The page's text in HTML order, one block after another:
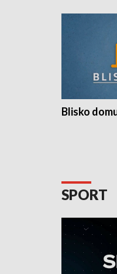
Blisko
SPORT